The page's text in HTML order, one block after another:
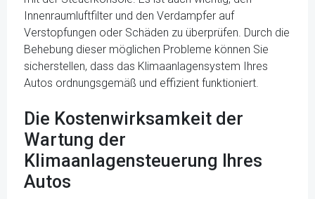
Innenraumluftfilter und den Verdampfer auf
Verstopfungen oder Schäden zu überprüfen. Durch die
Behebung dieser möglichen Probleme können Sie
sicherstellen, dass das Klimaanlagensystem Ihres
Autos ordnungsgemäß und effizient funktioniert.
Die Kostenwirksamkeit der
Wartung der
Klimaanlagensteuerung Ihres
Autos